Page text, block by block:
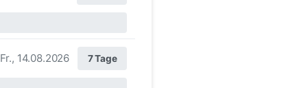
Fr., 14.08.2026 7 Tage